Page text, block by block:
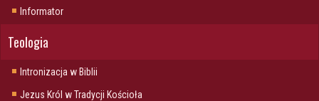
Informator
Teologia
Intronizacja w Biblii
Jezus Król w Tradycji Kościoła